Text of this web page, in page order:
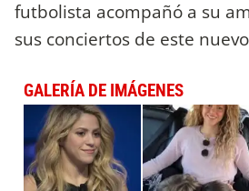
futbolista acompañó a su
sus conciertos de este
GALERÍA DE IMÁGENES